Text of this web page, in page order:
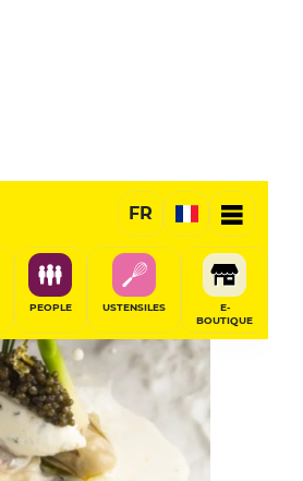
FR
PEOPLE USTENSILES
E-
BOUTIQUE
RÉSERVER